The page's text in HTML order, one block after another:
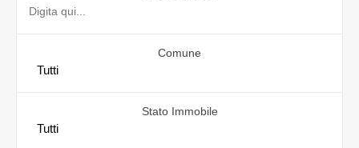
Comune
Stato Immobile